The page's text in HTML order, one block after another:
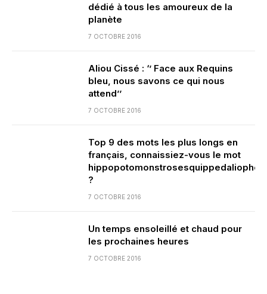
dédié à tous les amoureux de la
planète
7 OCTOBRE 2016
Aliou Cissé : ‘’ Face aux Requins
bleu, nous savons ce qui nous
attend’’
7 OCTOBRE 2016
Top 9 des mots les plus longs en
français, connaissiez-vous le mot
?
7 OCTOBRE 2016
Un temps ensoleillé et chaud pour
les prochaines heures
7 OCTOBRE 2016